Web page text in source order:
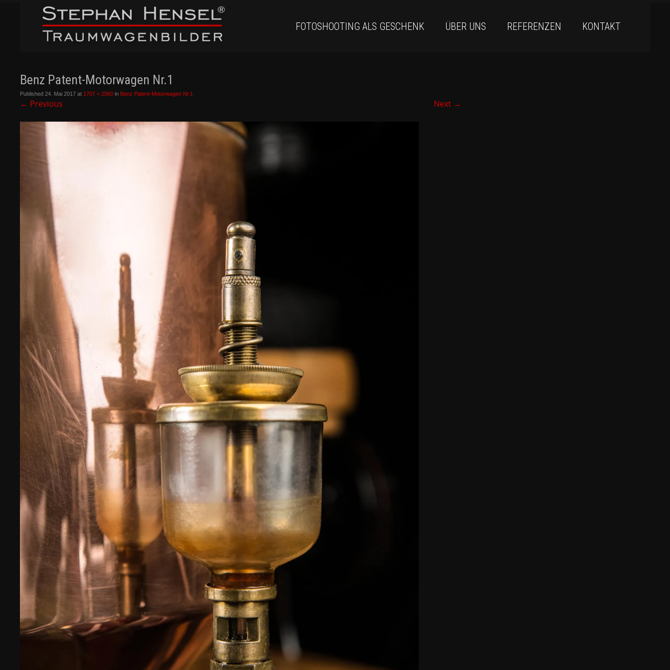
FOTOSHOOTING ALS GESCHENK ÜBER UNS REFERENZEN KONTAKT
Benz Patent-Motorwagen Nr.1
Published24. Mai 2017 at 1707 × 2560 in Benz Patent-Motorwagen Nr.1
← Previous Next →